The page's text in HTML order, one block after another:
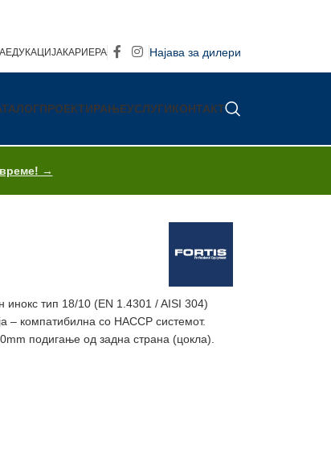
ЕДУКАЦИЈАКАРИЕРА Најава за дилери
ПРОЕКТИРАЊЕУСЛУГИКОНТАКТ
време! →
инокс тип 18/10 (EN 1.4301 / AISI 304)
– компатибилнa со HACCP системот.
подигање од задна страна (цокла).